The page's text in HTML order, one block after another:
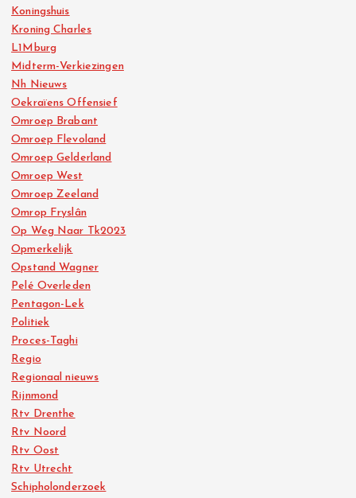
Koningshuis
Kroning Charles
L1Mburg
Midterm-Verkiezingen
Nh Nieuws
Oekraïens Offensief
Omroep Brabant
Omroep Flevoland
Omroep Gelderland
Omroep West
Omroep Zeeland
Omrop Fryslân
Op Weg Naar Tk2023
Opmerkelijk
Opstand Wagner
Pelé Overleden
Pentagon-Lek
Politiek
Proces-Taghi
Regio
Regionaal nieuws
Rijnmond
Rtv Drenthe
Rtv Noord
Rtv Oost
Rtv Utrecht
Schipholonderzoek